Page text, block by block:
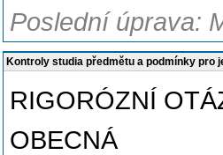
Poslední úprava:
Kontroly studia předmětu a podmínky pro
RIGORÓZNÍ
OBECNÁ